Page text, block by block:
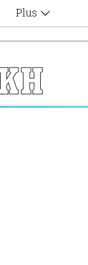
Plus
Αφιερώματα
Ζώδια